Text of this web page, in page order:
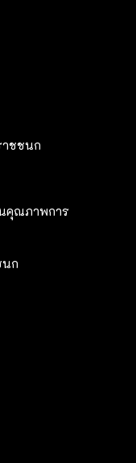
ชชนก
คุณภาพการ
นก